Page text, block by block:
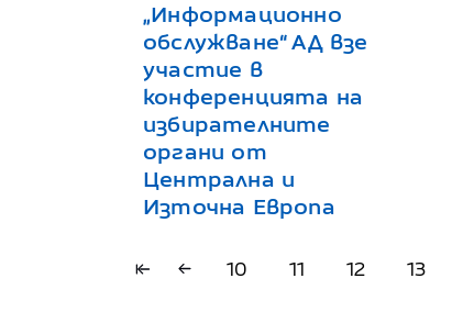
„Информационно
обслужване“ АД взе
участие в
конференцията на
избирателните
органи от
Централна и
Източна Европа
10 11 12 13